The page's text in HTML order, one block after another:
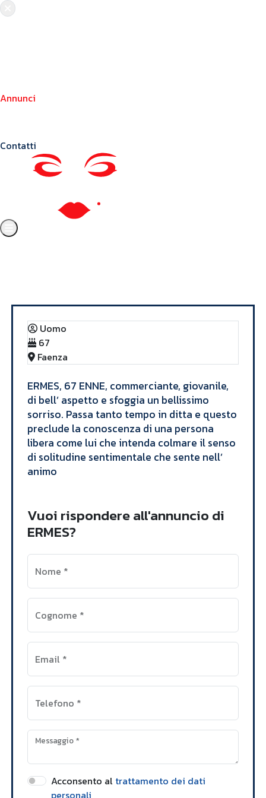
Annunci
Contatti
Annunci
Uomo
67
Faenza
​ERMES, 67 ENNE, commerciante, giovanile,
di bell’ aspetto e sfoggia un bellissimo
sorriso. Passa tanto tempo in ditta e questo
preclude la conoscenza di una persona
libera come lui che intenda colmare il senso
di solitudine sentimentale che sente nell’
animo​
Vuoi rispondere all'annuncio di
ERMES?
Nome *
Cognome *
Email *
Telefono *
Messaggio*
Acconsento al trattamento dei dati